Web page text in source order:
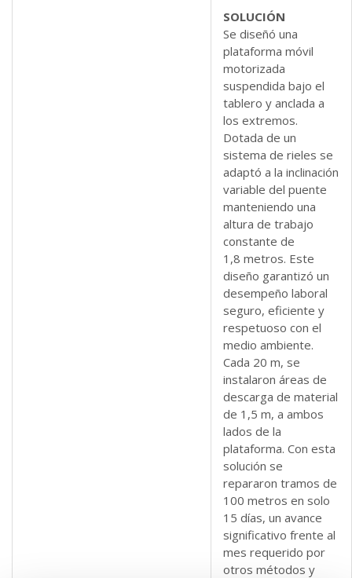
SOLUCIÓN
Se diseñó una
plataforma móvil
motorizada
suspendida bajo el
tablero y anclada a
los extremos.
Dotada de un
sistema de rieles se
adaptó a la inclinación
variable del puente
manteniendo una
altura de trabajo
constante de
1,8 metros. Este
diseño garantizó un
desempeño laboral
seguro, eficiente y
respetuoso con el
medio ambiente.
Cada 20 m, se
instalaron áreas de
descarga de material
de 1,5 m, a ambos
lados de la
plataforma. Con esta
solución se
repararon tramos de
100 metros en solo
15 días, un avance
significativo frente al
mes requerido por
otros métodos y